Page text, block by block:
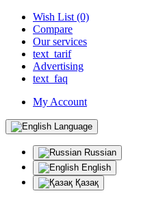
Wish List (0)
Compare
Our services
text_tarif
Advertising
text_faq
My Account
Language
Russian
English
Қазақ